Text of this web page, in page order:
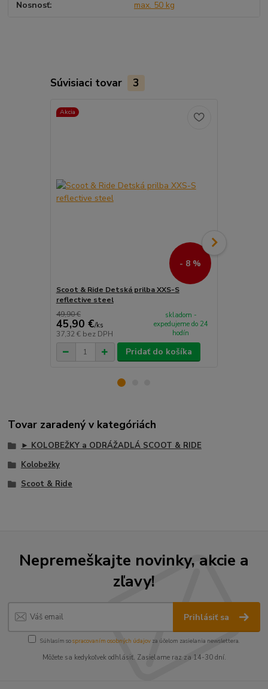
Nosnosť max. 50 kg
Súvisiaci tovar 3
Akcia
- 8 %
Scoot & Ride Detská prilba XXS-S
reflective steel
49,90 €
45,90 €/ks
37,32 € bez DPH
skladom -
expedujeme do 24
hodín
Pridať do košíka
Tovar zaradený v kategóriách
► KOLOBEŽKY a ODRÁŽADLÁ SCOOT & RIDE
Kolobežky
Scoot & Ride
Nepremeškajte novinky, akcie a
zľavy!
Prihlásiť sa
Súhlasím sospracovaním osobných údajov za účelom zasielania newslettera.
Môžete sa kedykoľvek odhlásiť. Zasielame raz za 14-30 dní.